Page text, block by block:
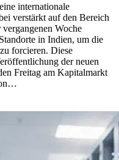
internationale
verstärkt auf den Bereich
Woche
in Indien, um die
forcieren. Diese
der neuen
Freitag am Kapitalmarkt